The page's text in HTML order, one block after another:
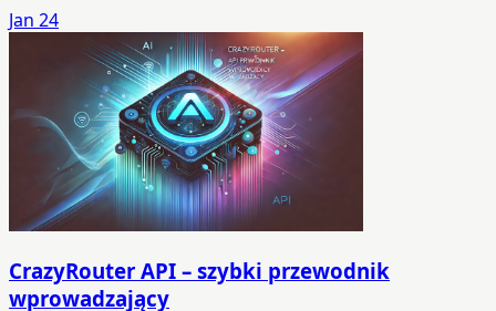
Jan 24
CrazyRouter API – szybki przewodnik
wprowadzający